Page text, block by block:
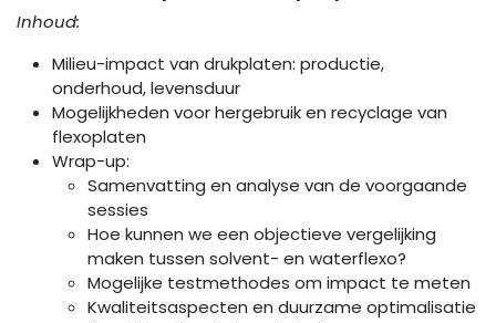
Inhoud:
Milieu-impact van drukplaten: productie,
onderhoud, levensduur
Mogelijkheden voor hergebruik en recyclage van
flexoplaten
Wrap-up:
Samenvatting en analyse van de voorgaande
sessies
Hoe kunnen we een objectieve vergelijking
maken tussen solvent- en waterflexo?
Mogelijke testmethodes om impact te meten
Kwaliteitsaspecten en duurzame optimalisatie